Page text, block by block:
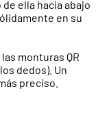
ella hacia abajo
en su
monturas QR
dedos). Un
preciso.